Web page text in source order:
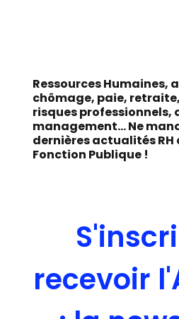
Ressources Humaines,
chômage, paie,
risques professionnels,
management... Ne
dernières actualités
Fonction Publique !
recevoir